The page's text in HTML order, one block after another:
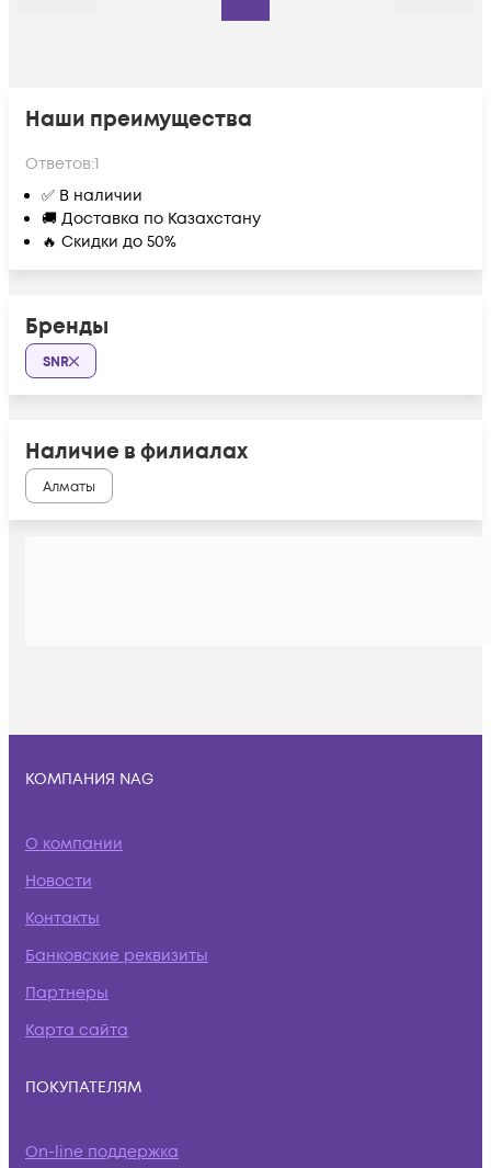
Наши преимущества
Ответов:1
✅ В наличии
🚚 Доставка по Казахстану
🔥 Скидки до 50%
Бренды
SNR
Наличие в филиалах
Алматы
КОМПАНИЯ NAG
О компании
Новости
Контакты
Банковские реквизиты
Партнеры
Карта сайта
ПОКУПАТЕЛЯМ
On-line поддержка